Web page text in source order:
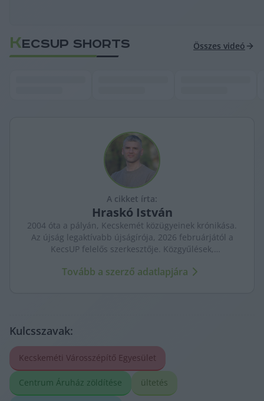
KECSUP SHORTS Összes videó
A cikket írta:
Hraskó István
2004 óta a pályán, Kecskemét közügyeinek krónikása.
Az újság legaktívabb újságírója, 2026 februárjától a
KecsUP felelős szerkesztője. Közgyűlések,
arca és a háttérben élők történetei egyszerre jelennek
Tovább a szerző adatlapjára
Kulcsszavak:
Kecskeméti Városszépítő Egyesület
Centrum Áruház zöldítése ültetés